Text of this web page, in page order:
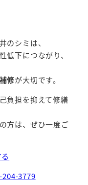
のシミは、
低下につながり、
修が大切です。
負担を抑えて修繕
方は、ぜひ一度ご
204-3779